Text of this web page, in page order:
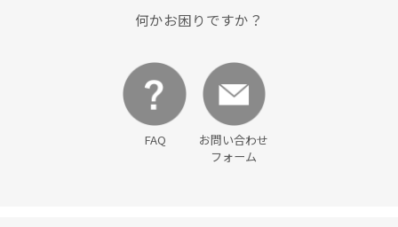
何かお困りですか？
FAQ
お問い合わせ
フォーム